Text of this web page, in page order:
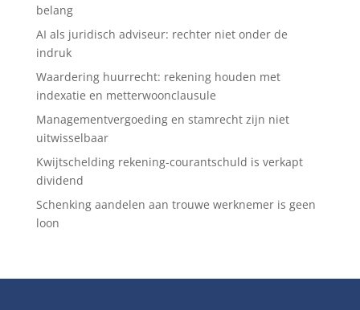
belang
AI als juridisch adviseur: rechter niet onder de
indruk
Waardering huurrecht: rekening houden met
indexatie en metterwoonclausule
Managementvergoeding en stamrecht zijn niet
uitwisselbaar
Kwijtschelding rekening-courantschuld is verkapt
dividend
Schenking aandelen aan trouwe werknemer is geen
loon